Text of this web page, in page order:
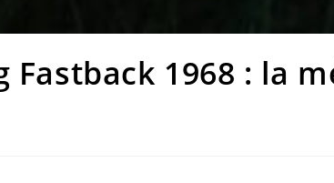
Fastback 1968 : la